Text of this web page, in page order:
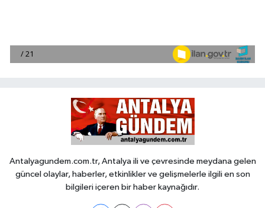
Antalyagundem.com.tr, Antalya ili ve çevresinde meydana gelen
güncel olaylar, haberler, etkinlikler ve gelişmelerle ilgili en son
bilgileri içeren bir haber kaynağıdır.